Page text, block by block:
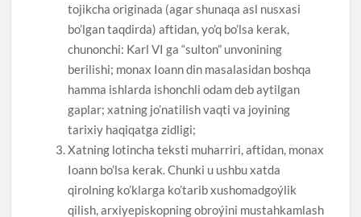
tojikcha originada (agar shunaqa asl nusxasi
bo’lgan taqdirda) aftidan, yo’q bo’lsa kerak,
chunonchi: Karl VI ga “sulton” unvonining
berilishi; monax Ioann din masalasidan boshqa
hamma ishlarda ishonchli odam deb aytilgan
gaplar; xatning jo’natilish vaqti va joyining
tarixiy haqiqatga zidligi;
Xatning lotincha teksti muharriri, aftidan, monax
Ioann bo’lsa kerak. Chunki u ushbu xatda
qirolning ko’klarga ko’tarib xushomadgoýlik
qilish, arxiyepiskopning obroýini mustahkamlash